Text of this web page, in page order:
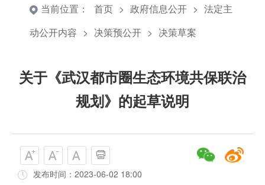
当前位置： 首页 > 政府信息公开 > 法定主
动公开内容 > 决策预公开 > 决策草案
关于《武汉都市圈生态环境共保联治
规划》的起草说明
发布时间：2023-06-02 18:00